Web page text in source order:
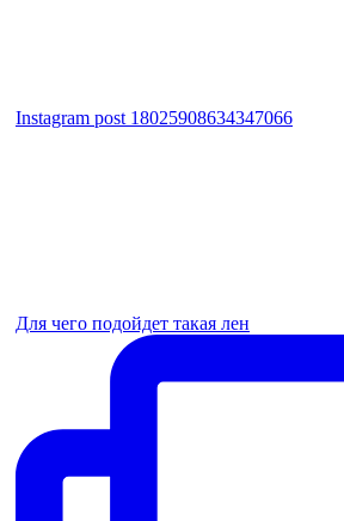
Instagram post 18025908634347066
Для чего подойдет такая лен